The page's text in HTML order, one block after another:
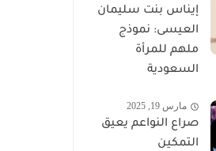
إيناس بنت سليمان
العيسى: نموذج
ملهم للمرأة
السعودية
مارس 19, 2025
صراع النواعم يعيق
التمكين